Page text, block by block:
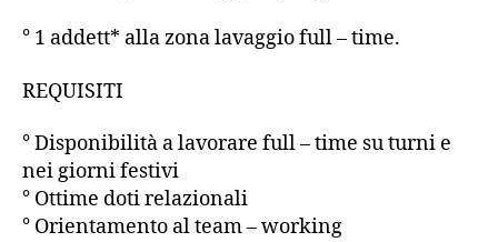
° 1 addett* alla zona lavaggio full – time.
REQUISITI
° Disponibilità a lavorare full – time su turni e
nei giorni festivi
° Ottime doti relazionali
° Orientamento al team – working